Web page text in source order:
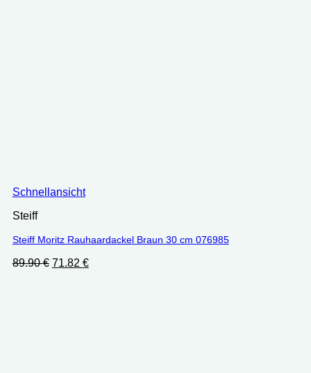
Schnellansicht
Steiff
Steiff Moritz Rauhaardackel Braun 30 cm 076985
89.90€ Ursprünglicher
71.82 €Aktueller